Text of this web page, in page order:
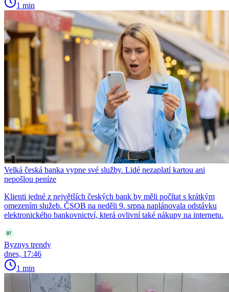
1 min
Velká česká banka vypne své služby. Lidé nezaplatí kartou ani
nepošlou peníze
Klienti jedné z největších českých bank by měli počítat s krátkým
omezením služeb. ČSOB na neděli 9. srpna naplánovala odstávku
elektronického bankovnictví, která ovlivní také nákupy na internetu.
Byznys trendy
dnes, 17:46
1 min